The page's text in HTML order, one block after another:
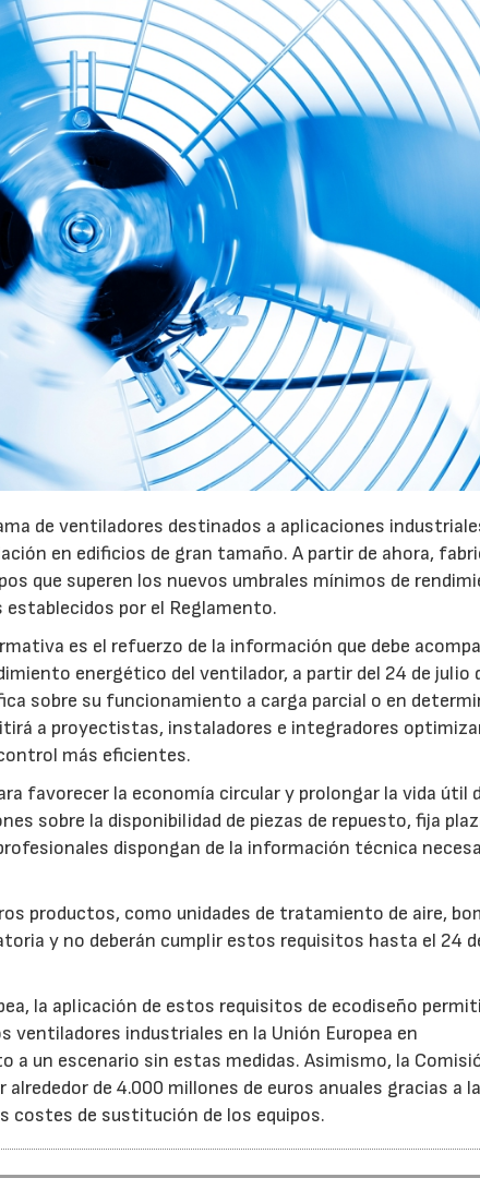
de ventiladores destinados a aplicaciones
en edificios de gran tamaño. A partir de ahora,
que superen los nuevos umbrales mínimos de
por el Reglamento.
es el refuerzo de la información que debe
energético del ventilador, a partir del 24 de julio
sobre su funcionamiento a carga parcial o en
a proyectistas, instaladores e integradores
más eficientes.
favorecer la economía circular y prolongar la vida útil
sobre la disponibilidad de piezas de repuesto, fija
dispongan de la información técnica
productos, como unidades de tratamiento de aire,
y no deberán cumplir estos requisitos hasta el 24
la aplicación de estos requisitos de ecodiseño
ventiladores industriales en la Unión Europea en
a un escenario sin estas medidas. Asimismo, la
de 4.000 millones de euros anuales gracias a la
costes de sustitución de los equipos.
28/07/2026 30/07/